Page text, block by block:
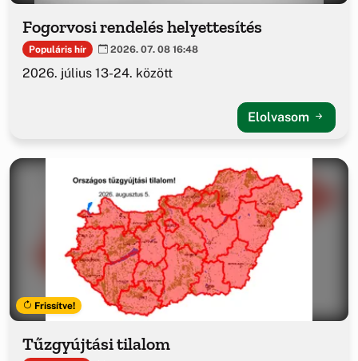
Fogorvosi rendelés helyettesítés
Populáris hír 2026. 07. 08 16:48
2026. július 13-24. között
Elolvasom
Frissítve!
Tűzgyújtási tilalom